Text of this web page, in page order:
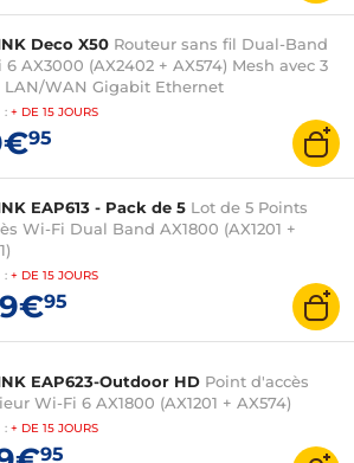
Deco X50 Routeur sans fil Dual-Band
6 AX3000 (AX2402 + AX574) Mesh avec 3
LAN/WAN Gigabit Ethernet
: + DE 15 JOURS
95
EAP613 - Pack de 5 Lot de 5 Points
Wi-Fi Dual Band AX1800 (AX1201 +
: + DE 15 JOURS
95
EAP623-Outdoor HD Point d'accès
Wi-Fi 6 AX1800 (AX1201 + AX574)
: + DE 15 JOURS
95